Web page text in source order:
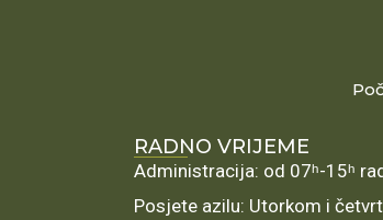
RADNO VRIJEME
Administracija: od 07ʰ-15ʰ
Posjete azilu: Utorkom i